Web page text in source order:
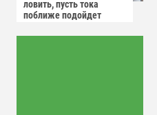
ловить, пусть тока
поближе подойдет